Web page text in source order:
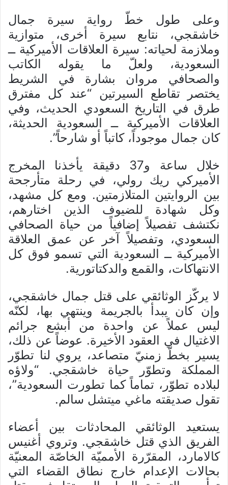
وعلى طول خطّ رواية سيرة جمال
خاشقجي، نتابع سيرة أخرى، متوازية
وملازمة لحياته: سيرة العلاقات الأميركية ــ
السعودية، ولعلّ ما يقوله الكاتب
والصحافي مروان بشارة في الشريط
يختصر تقاطع السيرتين “عند كل مفترق
طرق في التاريخ السعودي الحديث، وفي
العلاقات الأميركية ــ السعودية الحديثة،
كان جمال موجوداً، كاتباً أو شارحاً”.
خلال ساعة و37 دقيقة يأخذنا المخرج
الأميركي ريك رولي، في رحلة متأرجحة
بين الروايتين المتلازمتين. ومع كل مشهد،
وكل شهادة للضيوف الذين اختارهم،
نكتشف تفصيلاً إضافياً من حياة الصحافي
السعودي، وتفصيلاً آخر عن عمق العلاقة
الأميركية ــ السعودية التي تسمو فوق كل
الانتهاكات، والقمع والدكتاتورية.
لا يركّز الوثائقي على قتل جمال خاشقجي،
وإن كان يبدأ بالجريمة وينتهي بها، لكنّه
ليس عملاً عن واحدة من أبشع جرائم
الاغتيال في العقود الأخيرة. عوضاً عن ذلك،
يسير بخطّ زمنيّ متصاعد، يروي لنا تطوّر
المملكة وتطوّر حياة خاشقجي. “ولاؤه
لبلاده تطوّر، تماماً كما تطورت السعودية”،
تقول صديقته ماغي ميتشل سالم.
يستعيد الوثائقي المحادثات بين أعضاء
الفريق الذي قتل خاشقجي. وتروي أغنيس
كالامارد، المقرّرة الأمميّة الخاصّة المعنيّة
بحالات الإعدام خارج نطاق القضاء التي